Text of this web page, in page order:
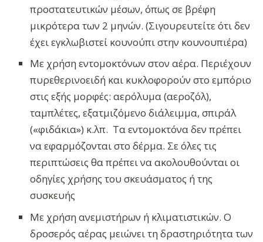
προστατευτικών μέσων, όπως σε βρέφη
μικρότερα των 2 μηνών. (Σιγουρευτείτε ότι δεν
έχει εγκλωβιστεί κουνούπι στην κουνουπιέρα)
Με χρήση εντομοκτόνων στον αέρα. Περιέχουν
πυρεθερινοειδή και κυκλοφορούν στο εμπόριο
στις εξής μορφές: αερόλυμα (αεροζόλ),
ταμπλέτες, εξατμιζόμενο διάλειμμα, σπιράλ
(«φιδάκια») κ.λπ. Τα εντομοκτόνα δεν πρέπει
να εφαρμόζονται στο δέρμα. Σε όλες τις
περιπτώσεις θα πρέπει να ακολουθούνται οι
οδηγίες χρήσης του σκευάσματος ή της
συσκευής
Με χρήση ανεμιστήρων ή κλιματιστικών. Ο
δροσερός αέρας μειώνει τη δραστηριότητα των